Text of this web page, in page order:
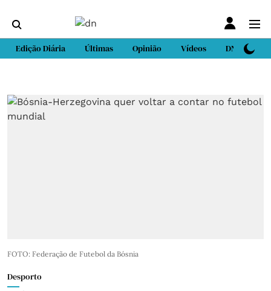
Edição Diária Últimas Opinião Vídeos DN Sport
FOTO: Federação de Futebol da Bósnia
Desporto